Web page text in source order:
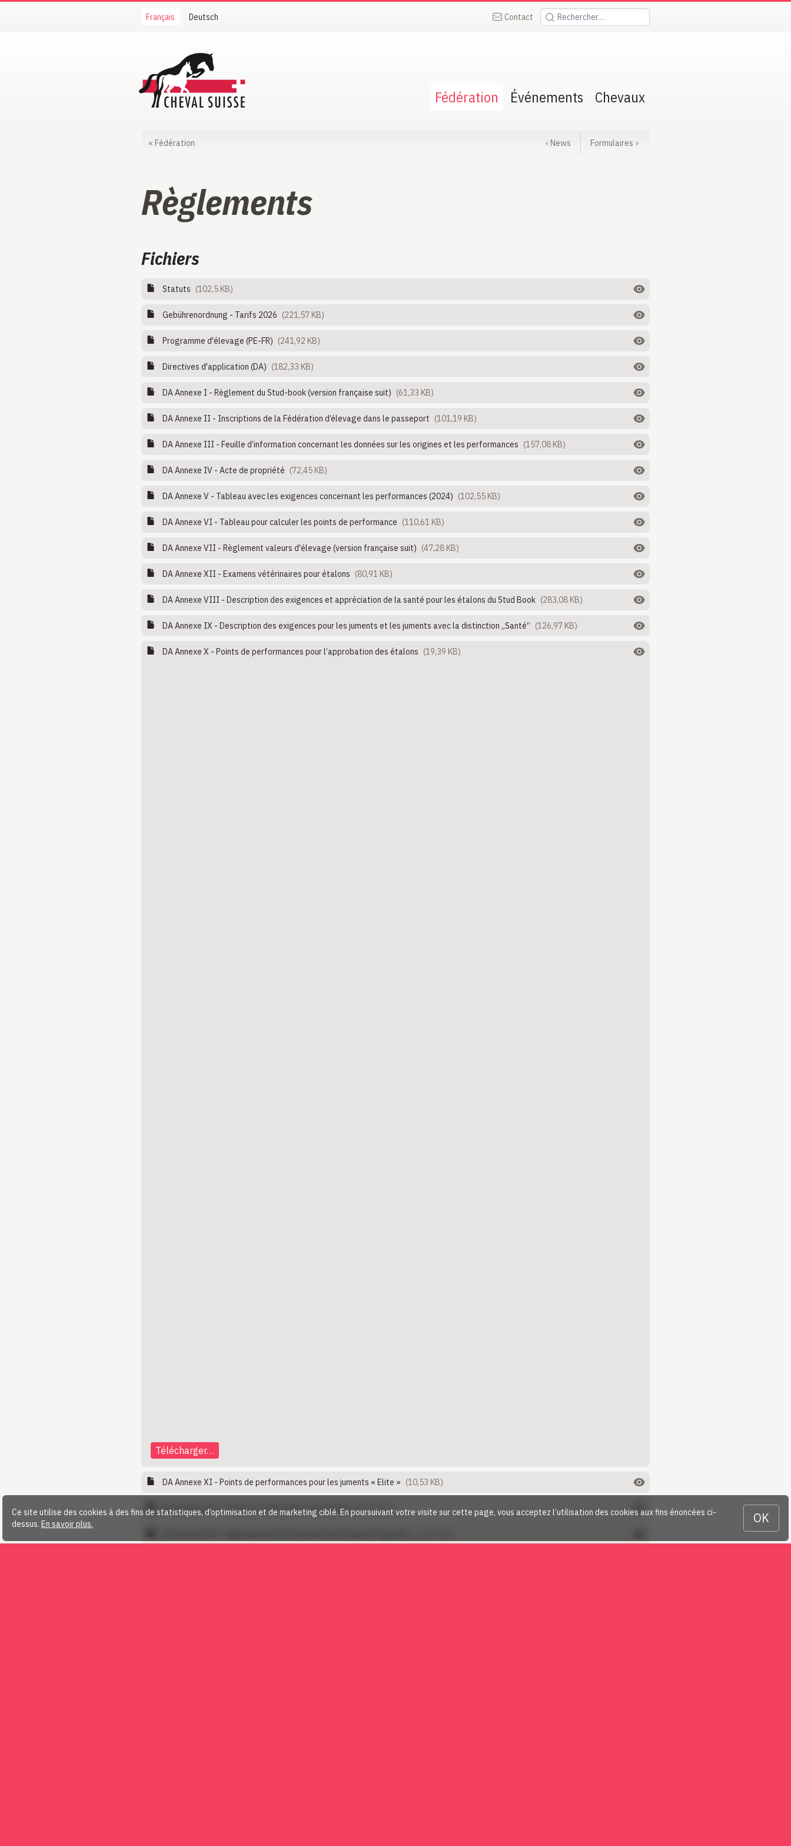
Français Deutsch Contact Rechercher:
Cheval Suisse
Fédération Événements Chevaux
« Fédération ‹ News Formulaires ›
Règlements
Fichiers
Statuts (102,5 KB)
Gebührenordnung - Tarifs 2026 (221,57 KB)
Programme d'élevage (PE-FR) (241,92 KB)
Directives d'application (DA) (182,33 KB)
DA Annexe I - Règlement du Stud-book (version française suit) (61,33 KB)
DA Annexe II - Inscriptions de la Fédération d’élevage dans le passeport (101,19 KB)
DA Annexe III - Feuille d’information concernant les données sur les origines et les performances (157,08 KB)
DA Annexe IV - Acte de propriété (72,45 KB)
DA Annexe V - Tableau avec les exigences concernant les performances (2024) (102,55 KB)
DA Annexe VI - Tableau pour calculer les points de performance (110,61 KB)
DA Annexe VII - Règlement valeurs d'élevage (version française suit) (47,28 KB)
DA Annexe XII - Examens vétérinaires pour étalons (80,91 KB)
DA Annexe VIII - Description des exigences et appréciation de la santé pour les étalons du Stud Book (283,08 KB)
DA Annexe IX - Description des exigences pour les juments et les juments avec la distinction „Santé“ (126,97 KB)
DA Annexe X - Points de performances pour l’approbation des étalons (19,39 KB)
Télécharger…
DA Annexe XI - Points de performances pour les juments « Elite » (10,53 KB)
DA Annexe XIII - Examens vétérinaires pour jument (80,43 KB)
Ce site utilise des cookies à des fins de statistiques, d’optimisation et de marketing ciblé. En poursuivant votre visite sur cette page, vous acceptez l’utilisation des cookies aux fins énoncées ci-
dessus. En savoir plus. OK